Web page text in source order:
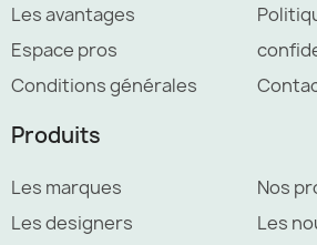
Les avantages
Espace pros
Conditions générales
Produits
Les marques
Les designers
Nos
Les